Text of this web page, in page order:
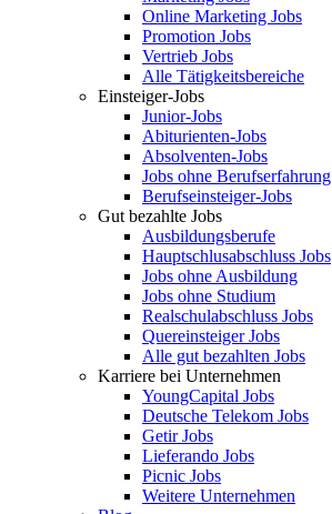
Online Marketing Jobs
Promotion Jobs
Vertrieb Jobs
Alle Tätigkeitsbereiche
Einsteiger-Jobs
Junior-Jobs
Abiturienten-Jobs
Absolventen-Jobs
Jobs ohne Berufserfahrung
Berufseinsteiger-Jobs
Gut bezahlte Jobs
Ausbildungsberufe
Hauptschlusabschluss Jobs
Jobs ohne Ausbildung
Jobs ohne Studium
Realschulabschluss Jobs
Quereinsteiger Jobs
Alle gut bezahlten Jobs
Karriere bei Unternehmen
YoungCapital Jobs
Deutsche Telekom Jobs
Getir Jobs
Lieferando Jobs
Picnic Jobs
Weitere Unternehmen